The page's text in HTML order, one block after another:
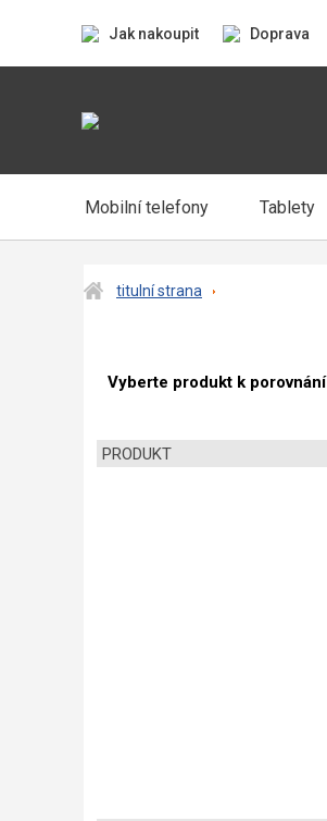
Jak nakoupit Doprava
Mobilní telefony Tablety
titulní strana
Vyberte produkt k porovnání
PRODUKT